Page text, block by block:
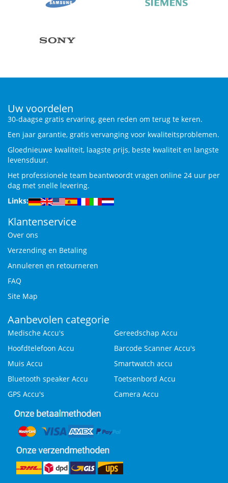
Uw voordelen
30-daagse gratis ervaring, geen reden om terug te keren.
Een jaar garantie, gratis vervanging voor kwaliteitsproblemen.
Gloednieuwe kwaliteit, laagste prijs, beste kwaliteit en langste
levensduur.
Het professionele team beantwoordt vragen online 24 uur per
dag met snelle levering.
Links:
Klantenservice
Over ons
Verzending en Betaling
Annuleren en retourneren
FAQ
Site Map
Aanbevolen categorie
Medische Accu's
Gereedschap Accu
Hoofdtelefoon Accu
Barcode Scanner Accu's
Muis Accu
Smartwatch accu
Bluetooth speaker Accu
Toetsenbord Accu
GPS Accu's
Camera Accu